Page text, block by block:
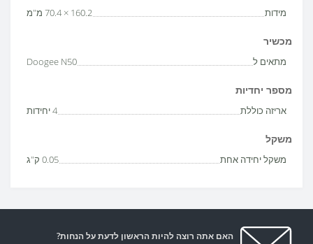
מידות 160.2 × 70.4 מ"מ
מכשיר
מתאים ל Doogee N50
מספר יחדיות
אריזה כוללת 4 יחידות
משקל
משקל יחידה אחת 0.05 ק"ג
האם אתה רוצה להיות הראשון לדעת על הנחות?